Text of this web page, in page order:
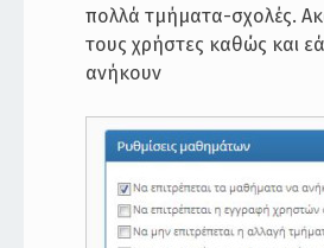
πολλά τμήματα-σχολές.
τους χρήστες καθώς και
ανήκουν